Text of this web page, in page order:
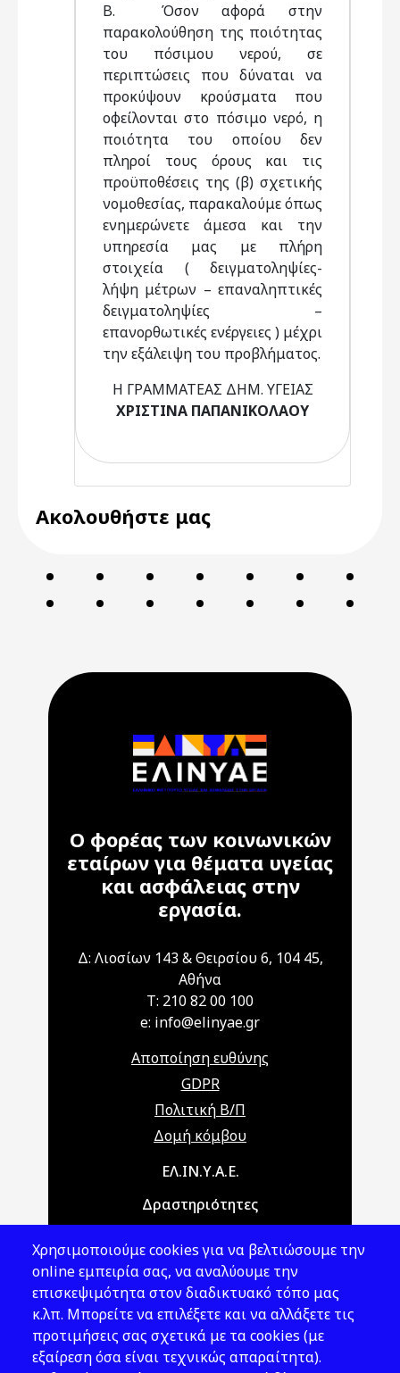
Β. Όσον αφορά στην
παρακολούθηση της ποιότητας
του πόσιμου νερού, σε
περιπτώσεις που δύναται να
προκύψουν κρούσματα που
οφείλονται στο πόσιμο νερό, η
ποιότητα του οποίου δεν
πληροί τους όρους και τις
προϋποθέσεις της (β) σχετικής
νομοθεσίας, παρακαλούμε όπως
ενημερώνετε άμεσα και την
υπηρεσία μας με πλήρη
στοιχεία ( δειγματοληψίες-
λήψη μέτρων – επαναληπτικές
δειγματοληψίες –
επανορθωτικές ενέργειες ) μέχρι
την εξάλειψη του προβλήματος.
Η ΓΡΑΜΜΑΤΕΑΣ ΔΗΜ. ΥΓΕΙΑΣ
ΧΡΙΣΤΙΝΑ ΠΑΠΑΝΙΚΟΛΑΟΥ
Ακολουθήστε μας
Ο φορέας των κοινωνικών
εταίρων για θέματα υγείας
και ασφάλειας στην
εργασία.
Δ: Λιοσίων 143 & Θειρσίου 6, 104 45,
Αθήνα
T: 210 82 00 100
e: info@elinyae.gr
Αποποίηση ευθύνης
GDPR
Πολιτική Β/Π
Δομή κόμβου
Main navigationΕΛ.ΙΝ.Υ.Α.Ε.
Δραστηριότητες
Νομοθεσία
Εκδόσεις
Νέα - Εκδηλώσεις
Χρησιμοποιούμε cookies για να βελτιώσουμε την
online εμπειρία σας, να αναλύουμε την
επισκεψιμότητα στον διαδικτυακό τόπο μας
κ.λπ. Μπορείτε να επιλέξετε και να αλλάξετε τις
προτιμήσεις σας σχετικά με τα cookies (με
εξαίρεση όσα είναι τεχνικώς απαραίτητα).